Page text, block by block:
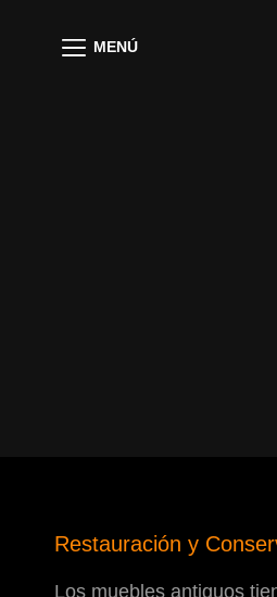
MENÚ
Restauración y
Los muebles antiguos